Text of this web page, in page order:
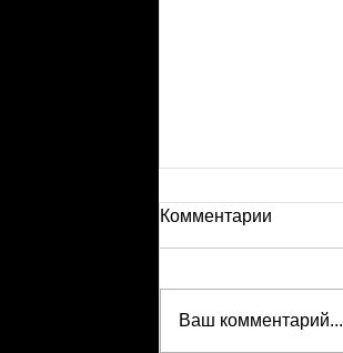
Комментарии
Ваш комментарий...